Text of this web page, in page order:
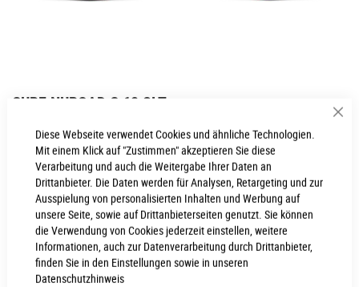
Diese Webseite verwendet Cookies und ähnliche Technologien.
Mit einem Klick auf "Zustimmen" akzeptieren Sie diese
Verarbeitung und auch die Weitergabe Ihrer Daten an
Drittanbieter. Die Daten werden für Analysen, Retargeting und zur
Ausspielung von personalisierten Inhalten und Werbung auf
unsere Seite, sowie auf Drittanbieterseiten genutzt. Sie können
die Verwendung von Cookies jederzeit einstellen, weitere
Informationen, auch zur Datenverarbeitung durch Drittanbieter,
finden Sie in den Einstellungen sowie in unseren
Datenschutzhinweis
Bildgalerie
springen
CUBE NUROAD C:62 SLT
Inkl. MwSt., nur Abholung möglich
PROBEFAHRT VEREINBAREN
Produktanfrage stellen